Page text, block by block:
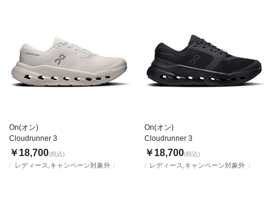
レディース,キャンペーン対象外
On(オン)
Cloudrunner 3
￥18,700(税込)
レディース,キャンペーン対象外
On(オン)
Cloudrunner 3
￥18,700(税込)